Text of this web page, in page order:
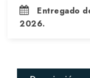
Entregado
2026.